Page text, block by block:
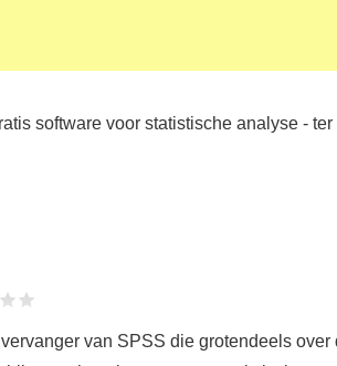
software voor statistische analyse -
van SPSS die grotendeels over